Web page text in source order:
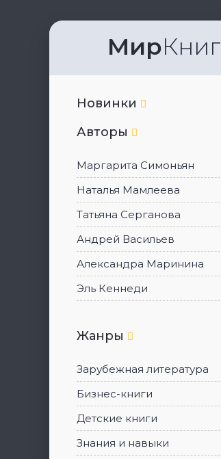
МирКниг
Новинки
Авторы
Маргарита Симоньян
Наталья Мамлеева
Татьяна Серганова
Андрей Васильев
Александра Маринина
Эль Кеннеди
Жанры
Зарубежная литература
Бизнес-книги
Детские книги
Знания и навыки